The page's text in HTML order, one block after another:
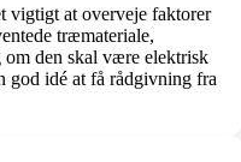
vigtigt at overveje faktorer
træmateriale,
om den skal være elektrisk
god idé at få rådgivning fra